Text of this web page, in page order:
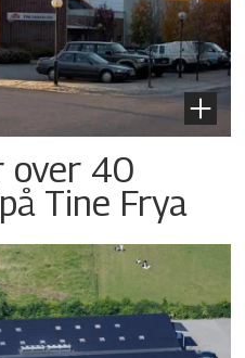
over 40
Tine Frya